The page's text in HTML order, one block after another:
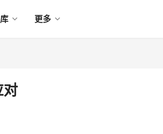
更多
对